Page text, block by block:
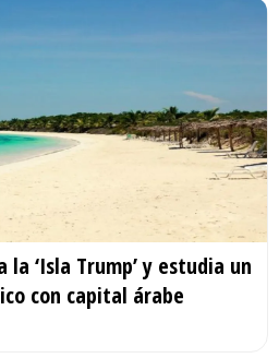
‘Isla Trump’ y estudia un
con capital árabe